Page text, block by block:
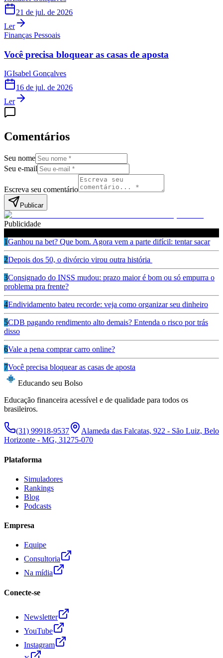
21 de jul. de 2026
Ler
Finanças Pessoais
Você precisa bloquear as casas de aposta
IGIsabel Gonçalves
16 de jul. de 2026
Ler
Comentários
Seu nome
Seu e-mail
Escreva seu comentário
Publicar
Publicidade
1Ganhou na bet? Que bom. Agora vem a parte difícil: tentar sacar
2Depois dos 50, o divórcio virou outra história
3Consignado do INSS mudou: prazo maior é bom ou só empurra o
problema pra frente?
4Endividamento bateu recorde: veja como organizar seu dinheiro
5CDB pagando rendimento alto demais? Entenda o risco por trás
disso
6Vale a pena comprar carro online?
7Você precisa bloquear as casas de aposta
Educando seu Bolso
Educação financeira acessível e de qualidade para todos os
brasileiros.
(31) 99918-9537
Alameda das Falcatas, 922 - São Luiz, Belo
Horizonte - MG, 31275-070
Plataforma
Simuladores
Rankings
Blog
Podcasts
Empresa
Equipe
Consultoria
Na mídia
Conecte-se
Newsletter
YouTube
Instagram